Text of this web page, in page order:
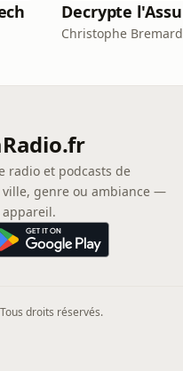
Christophe Bremard
radio et podcasts de
ville, genre ou ambiance —
droits réservés.